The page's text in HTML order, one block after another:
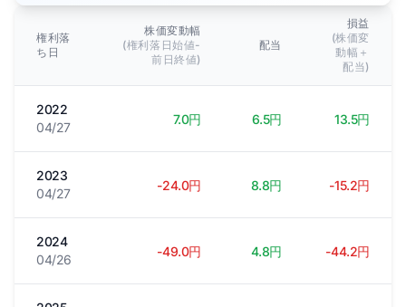
権利落
ち日
株価変動幅
(権利落日始値-
前日終値)
配当
損益
(株価変
動幅＋
配当)
2022
04/27
7.0円 6.5円 13.5円
2023
04/27
-24.0円 8.8円 -15.2円
2024
04/26
-49.0円 4.8円 -44.2円